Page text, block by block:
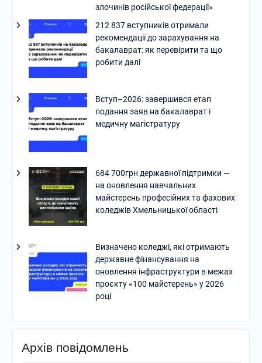
злочинів російської федерації»
212 837 вступників отримали
рекомендації до зарахування на
бакалаврат: як перевірити та що
робити далі
Вступ–2026: завершився етап
подання заяв на бакалаврат і
медичну магістратуру
684 700грн державної підтримки —
на оновлення навчальних
майстерень професійних та фахових
коледжів Хмельницької області
Визначено коледжі, які отримають
державне фінансування на
оновлення інфраструктури в межах
проєкту «100 майстерень» у 2026
році
Архів повідомлень